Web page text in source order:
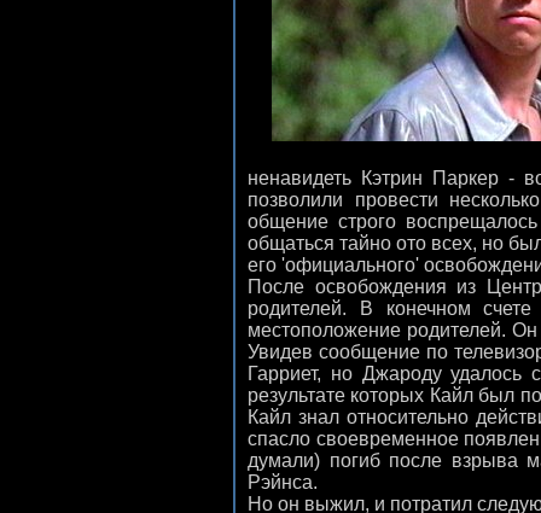
ненавидеть Кэтрин Паркер -
позволили провести
общение строго
общаться тайно ото всех, но
его 'официального'
После освобождения из
родителей. В конечном
местоположение родителей.
Увидев сообщение по
Гарриет, но Джароду
результате которых Кайл был
Кайл знал относительно
спасло своевременное
думали) погиб после взрыва
Рэйнса.
Но он выжил, и потратил